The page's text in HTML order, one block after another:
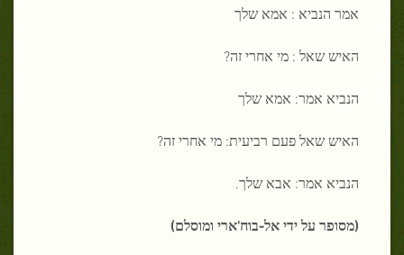
אמר הנביא : אמא שלך
האיש שאל : מי אחרי זה?
הנביא אמר: אמא שלך
האיש שאל פעם רביעית: מי אחרי זה?
הנביא אמר: אבא שלך.
(מסופר על ידי אל-בוח'ארי ומוסלם)